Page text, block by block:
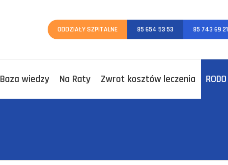
ODDZIAŁY SZPITALNE 85 654 53 53 85 743 69 21
Baza wiedzy Na Raty Zwrot kosztów leczenia RODO